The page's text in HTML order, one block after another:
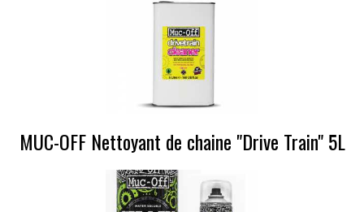
MUC-OFF Nettoyant de chaine "Drive Train" 5L